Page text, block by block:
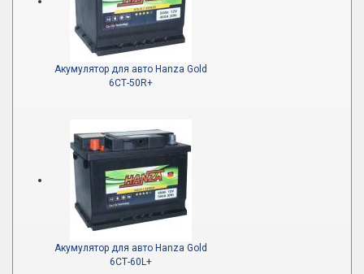
Акумулятор для авто Hanza Gold
6СТ-50R+
Акумулятор для авто Hanza Gold
6СТ-60L+